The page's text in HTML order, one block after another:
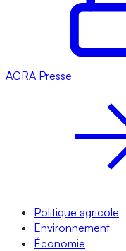
AGRA Presse
Politique agricole
Environnement
Économie